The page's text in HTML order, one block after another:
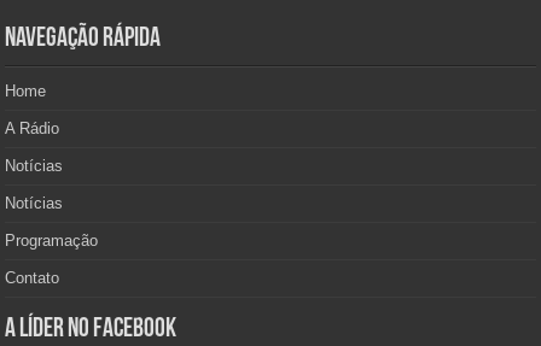
Navegação Rápida
Home
A Rádio
Notícias
Notícias
Programação
Contato
A Líder no Facebook